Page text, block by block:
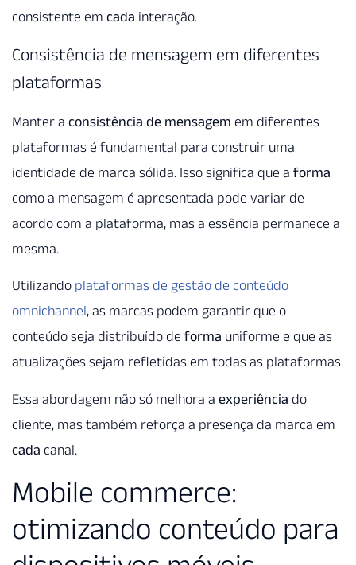
consistente em cada interação.
Consistência de mensagem em diferentes
plataformas
Manter a consistência de mensagem em diferentes
plataformas é fundamental para construir uma
identidade de marca sólida. Isso significa que a forma
como a mensagem é apresentada pode variar de
acordo com a plataforma, mas a essência permanece a
mesma.
Utilizando plataformas de gestão de conteúdo
omnichannel, as marcas podem garantir que o
conteúdo seja distribuído de forma uniforme e que as
atualizações sejam refletidas em todas as plataformas.
Essa abordagem não só melhora a experiência do
cliente, mas também reforça a presença da marca em
cada canal.
Mobile commerce:
otimizando conteúdo para